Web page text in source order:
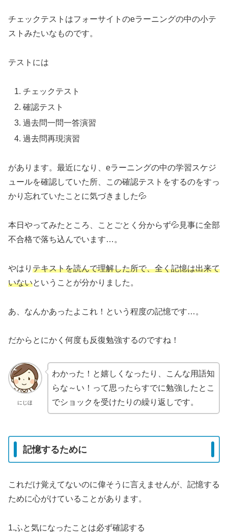
チェックテストはフォーサイトのeラーニングの中の小テ
ストみたいなものです。
テストには
チェックテスト
確認テスト
過去問一問一答演習
過去問再現演習
があります。最近になり、eラーニングの中の学習スケジ
ュールを確認していた所、この確認テストをするのをすっ
かり忘れていたことに気づきました💦
本日やってみたところ、ことごとく分からず💦見事に全部
不合格で落ち込んでいます…。
やはり テキストを読んで理解した所で、全く記憶は出来て
いないということが分かりました。
あ、なんかあったよこれ！という程度の記憶です…。
だからとにかく何度も反復勉強するのですね！
にじほ
わかった！と嬉しくなったり、こんな用語知
らな～い！って思ったらすでに勉強したとこ
でショックを受けたりの繰り返しです。
記憶するために
これだけ覚えてないのに偉そうに言えませんが、記憶する
ために心がけていることがあります。
1.ふと気になったことは必ず確認する